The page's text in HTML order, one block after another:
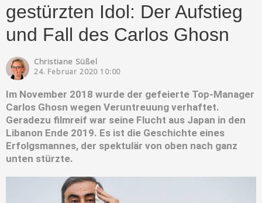
gestürzten Idol: Der Aufstieg
und Fall des Carlos Ghosn
Christiane Süßel
24. Februar 2020 10:00
Im November 2018 wurde der gefeierte Top-Manager
Carlos Ghosn wegen Veruntreuung verhaftet.
Geradezu filmreif war seine Flucht aus Japan in den
Libanon Ende 2019. Es ist die Geschichte eines
Erfolgsmannes, der spektulär von oben nach ganz
unten stürzte.